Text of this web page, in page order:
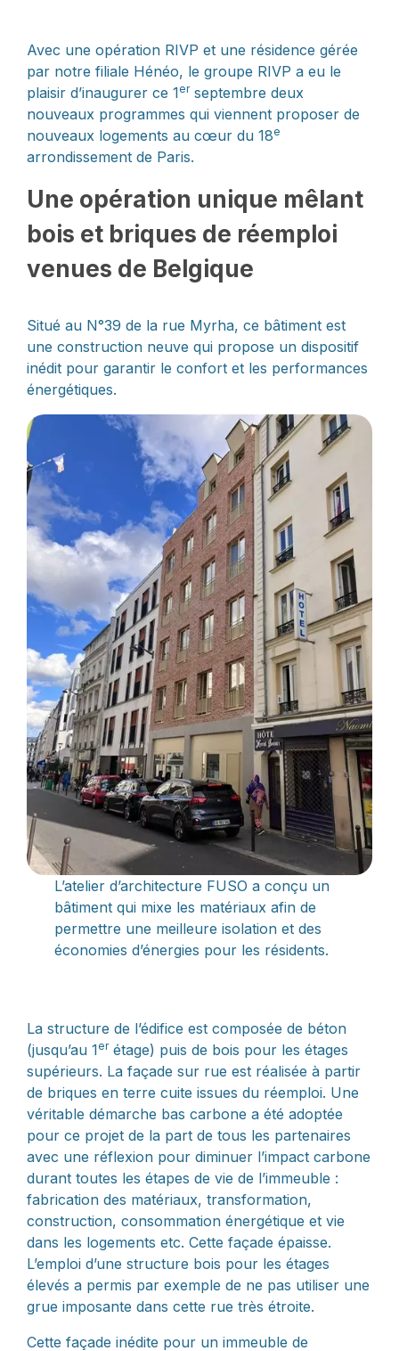
Avec une opération RIVP et une résidence gérée
par notre filiale Hénéo, le groupe RIVP a eu le
plaisir d’inaugurer ce 1erseptembre deux
nouveaux programmes qui viennent proposer de
nouveaux logements au cœur du 18e
arrondissement de Paris.
Une opération unique mêlant
bois et briques de réemploi
venues de Belgique
Situé au N°39 de la rue Myrha, ce bâtiment est
une construction neuve qui propose un dispositif
inédit pour garantir le confort et les performances
énergétiques.
L’atelier d’architecture FUSO a conçu un
bâtiment qui mixe les matériaux afin de
permettre une meilleure isolation et des
économies d’énergies pour les résidents.
La structure de l’édifice est composée de béton
(jusqu’au 1erétage) puis de bois pour les étages
supérieurs. La façade sur rue est réalisée à partir
de briques en terre cuite issues du réemploi. Une
véritable démarche bas carbone a été adoptée
pour ce projet de la part de tous les partenaires
avec une réflexion pour diminuer l’impact carbone
durant toutes les étapes de vie de l’immeuble :
fabrication des matériaux, transformation,
construction, consommation énergétique et vie
dans les logements etc. Cette façade épaisse.
L’emploi d’une structure bois pour les étages
élevés a permis par exemple de ne pas utiliser une
grue imposante dans cette rue très étroite.
Cette façade inédite pour un immeuble de